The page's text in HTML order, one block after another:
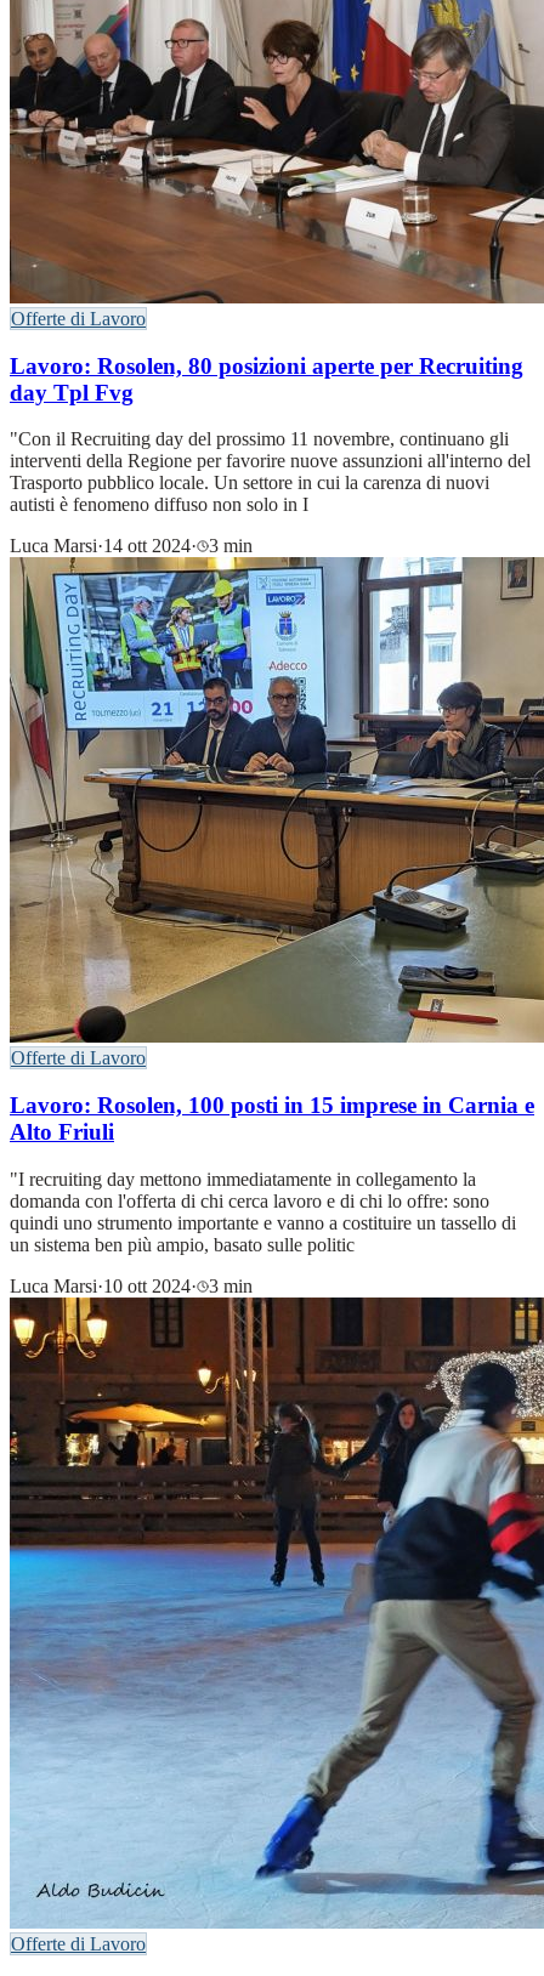
Offerte di Lavoro
Lavoro: Rosolen, 80 posizioni aperte per Recruiting
day Tpl Fvg
"Con il Recruiting day del prossimo 11 novembre, continuano gli
interventi della Regione per favorire nuove assunzioni all'interno del
Trasporto pubblico locale. Un settore in cui la carenza di nuovi
autisti è fenomeno diffuso non solo in I
Luca Marsi·14 ott 2024· 3 min
Offerte di Lavoro
Lavoro: Rosolen, 100 posti in 15 imprese in Carnia e
Alto Friuli
"I recruiting day mettono immediatamente in collegamento la
domanda con l'offerta di chi cerca lavoro e di chi lo offre: sono
quindi uno strumento importante e vanno a costituire un tassello di
un sistema ben più ampio, basato sulle politic
Luca Marsi·10 ott 2024· 3 min
Offerte di Lavoro